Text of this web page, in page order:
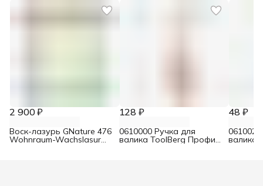
2 900 ₽
Воск-лазурь GNature 476
Wohnraum-Wachslasur
128 ₽
0610000 Ручка для
валика ToolBerg Профи
48 ₽
валика